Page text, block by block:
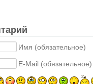
Имя (обязательное)
E-Mail (обязательное)